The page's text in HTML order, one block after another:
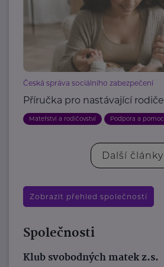
Česká správa sociálního zabezpečení
Příručka pro nastávající rodiče
Mateřství a rodičovství Podpora a pomoc
Další články
Zobrazit přehled společností
Společnosti
Klub svobodných matek z.s.